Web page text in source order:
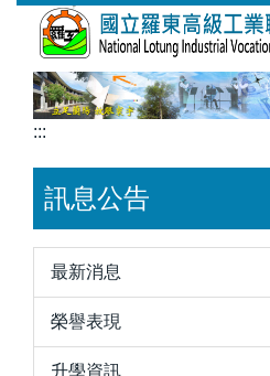
:::
訊息公告
最新消息
榮譽表現
升學資訊